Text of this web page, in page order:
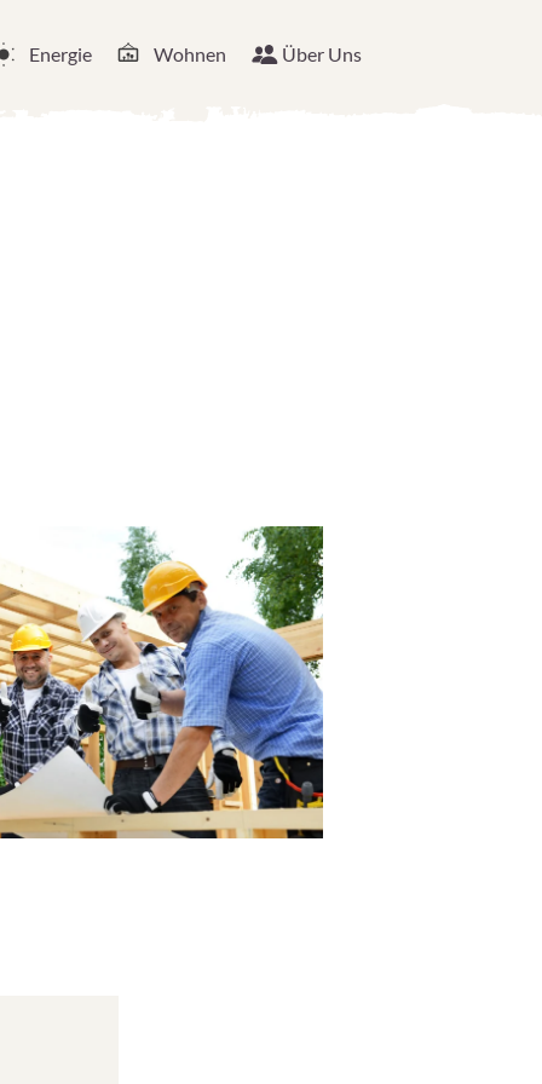
Energie Wohnen Über Uns